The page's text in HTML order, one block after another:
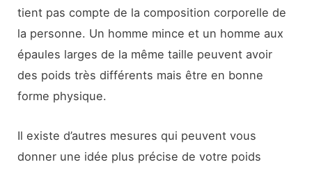
tient pas compte de la composition corporelle de
la personne. Un homme mince et un homme aux
épaules larges de la même taille peuvent avoir
des poids très différents mais être en bonne
forme physique.
Il existe d’autres mesures qui peuvent vous
donner une idée plus précise de votre poids